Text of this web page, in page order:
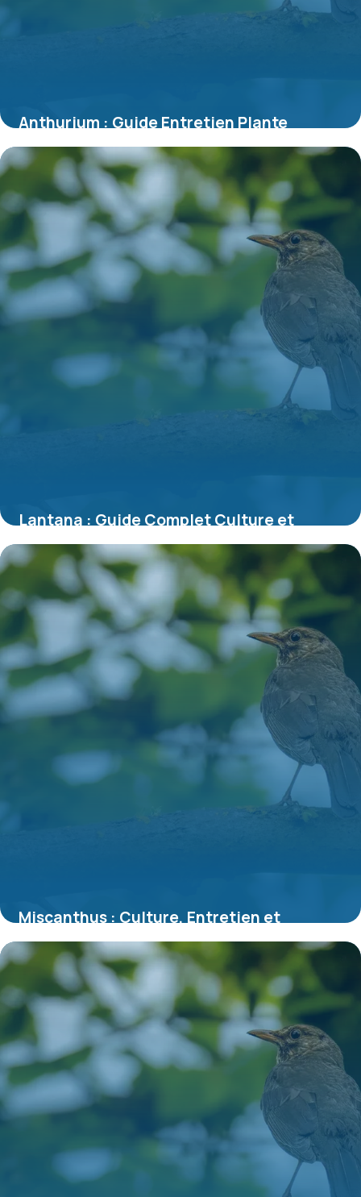
Anthurium : Guide Entretien Plante
d’Intérieur
8 juillet 2026
Lantana : Guide Complet Culture et
Entretien 2026
7 juillet 2026
Miscanthus : Culture, Entretien et
Variétés 2026
6 juillet 2026